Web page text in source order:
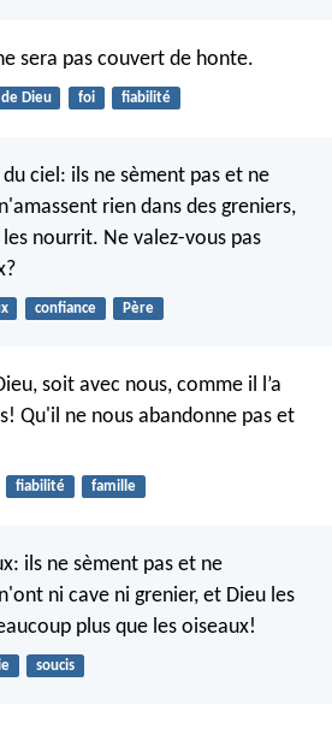
sera pas couvert de honte.
Dieu foi fiabilité
ciel: ils ne sèment pas et ne
rien dans des greniers,
nourrit. Ne valez-vous pas
confiance Père
soit avec nous, comme il l’a
Qu'il ne nous abandonne pas et
fiabilité famille
ils ne sèment pas et ne
ni cave ni grenier, et Dieu les
plus que les oiseaux!
soucis